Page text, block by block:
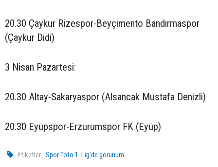
20.30 Çaykur Rizespor-Beyçimento Bandırmaspor
(Çaykur Didi)
3 Nisan Pazartesi:
20.30 Altay-Sakaryaspor (Alsancak Mustafa Denizli)
20.30 Eyüpspor-Erzurumspor FK (Eyüp)
Etiketler : Spor Toto 1. Lig'de görünüm